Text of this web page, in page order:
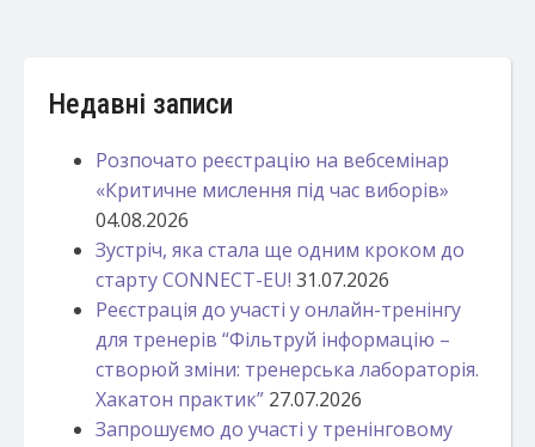
Недавні записи
Розпочато реєстрацію на вебсемінар
«Критичне мислення під час виборів»
04.08.2026
Зустріч, яка стала ще одним кроком до
старту CONNECT-EU! 31.07.2026
Реєстрація до участі у онлайн-тренінгу
для тренерів “Фільтруй інформацію –
створюй зміни: тренерська лабораторія.
Хакатон практик” 27.07.2026
Запрошуємо до участі у тренінговому